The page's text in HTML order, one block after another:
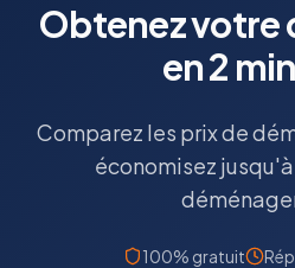
Obtenez votre
en 2
Comparez les prix de
économisez
100% gratuit